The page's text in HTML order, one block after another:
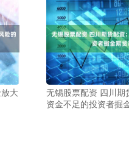
大
无锡股票配资 四川期
资金不足的投资者掘